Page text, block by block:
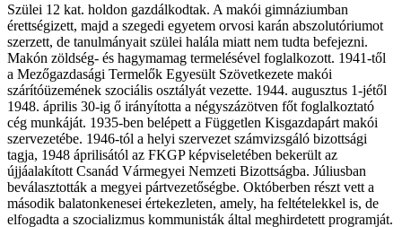
Szülei 12 kat. holdon gazdálkodtak. A makói gimnáziumban
érettségizett, majd a szegedi egyetem orvosi karán abszolutóriumot
szerzett, de tanulmányait szülei halála miatt nem tudta befejezni.
Makón zöldség- és hagymamag termelésével foglalkozott. 1941-től
a Mezőgazdasági Termelők Egyesült Szövetkezete makói
szárítóüzemének szociális osztályát vezette. 1944. augusztus 1-jétől
1948. április 30-ig ő irányította a négyszázötven főt foglalkoztató
cég munkáját. 1935-ben belépett a Független Kisgazdapárt makói
szervezetébe. 1946-tól a helyi szervezet számvizsgáló bizottsági
tagja, 1948 áprilisától az FKGP képviseletében bekerült az
újjáalakított Csanád Vármegyei Nemzeti Bizottságba. Júliusban
beválasztották a megyei pártvezetőségbe. Októberben részt vett a
második balatonkenesei értekezleten, amely, ha feltételekkel is, de
elfogadta a szocializmus kommunisták által meghirdetett programját.